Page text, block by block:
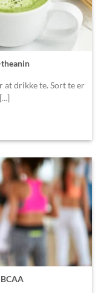
theanin
at drikke te. Sort te er